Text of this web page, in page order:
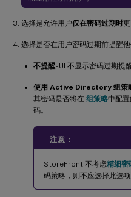
选择是允许用户仅在密码过期时
选择是否在用户密码过期前提醒
不提醒- UI 不显示密码过期提
使用 Active Directory 组策
其密码是否将在 组策略中配
码。
注意：
StoreFront 不考虑精细密
码策略，则不应选择此选项